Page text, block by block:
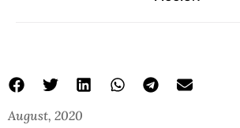
August, 2020